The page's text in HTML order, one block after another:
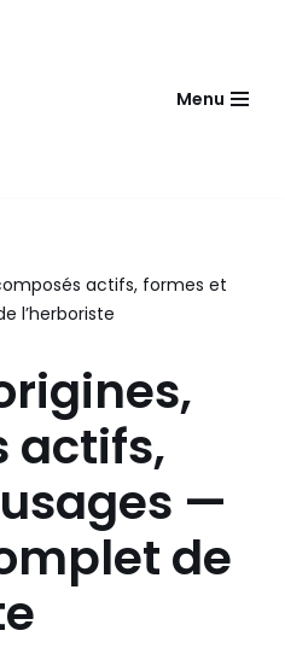
Menu
actifs, formes et
l’herboriste
actifs,
—
de